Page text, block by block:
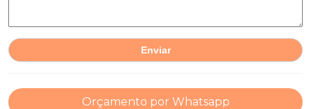
Orçamento por Whatsapp